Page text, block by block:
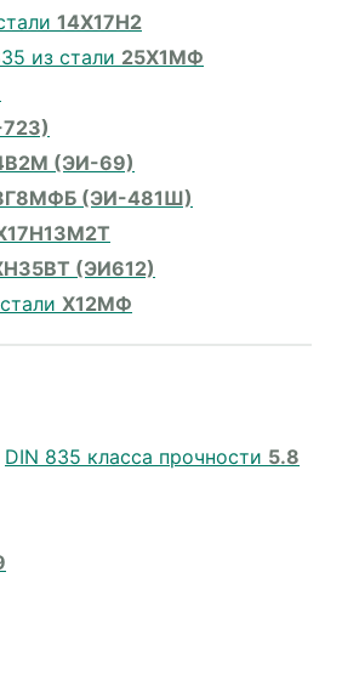
14Х17Н2
из стали 25Х1МФ
(ЭИ-69)
(ЭИ-481Ш)
(ЭИ612)
Х12МФ
DIN 835 класса прочности 5.8